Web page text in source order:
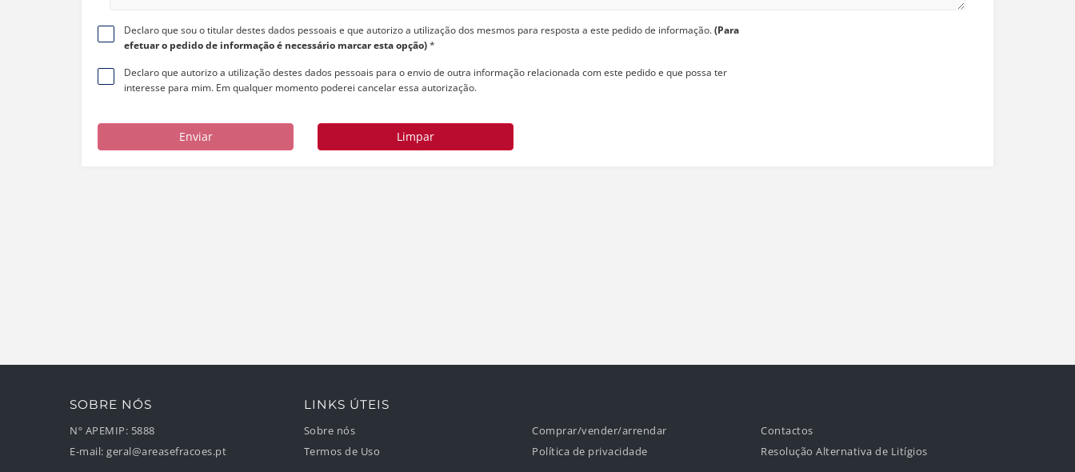
Declaro que sou o titular destes dados pessoais e que autorizo a utilização dos mesmos para resposta a este pedido de informação.(Para
efetuar o pedido de informação é necessário marcar esta opção)*
Declaro que autorizo a utilização destes dados pessoais para o envio de outra informação relacionada com este pedido e que possa ter
interesse para mim. Em qualquer momento poderei cancelar essa autorização.
Enviar Limpar
SOBRE NÓS
Nº APEMIP: 5888
E-mail: geral@areasefracoes.pt
LINKS ÚTEIS
Sobre nós
Termos de Uso
Comprar/vender/arrendar
Política de privacidade
Contactos
Resolução Alternativa de Litígios